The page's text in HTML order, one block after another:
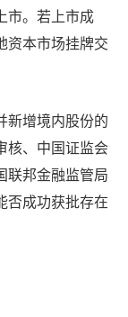
市。若上市成
资本市场挂牌交
新增境内股份的
核、中国证监会
联邦金融监管局
否成功获批存在